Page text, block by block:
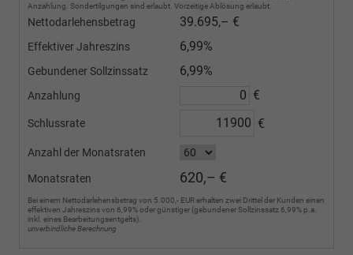
Anzahlung. Sondertilgungen sind erlaubt. Vorzeitige Ablösung erlaubt.
Nettodarlehensbetrag 39.695,– €
Effektiver Jahreszins 6,99%
Gebundener Sollzinssatz 6,99%
Anzahlung €
Schlussrate €
Anzahl der Monatsraten
Monatsraten 620,– €
Bei einem Nettodarlehensbetrag von 5.000,- EUR erhalten zwei Drittel der Kunden einen
effektiven Jahreszins von 6,99% oder günstiger (gebundener Sollzinssatz 6,99% p.a.
inkl. eines Bearbeitungsentgelts).
unverbindliche Berechnung